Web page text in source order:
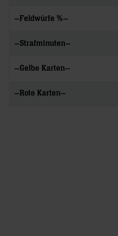
–Feldwürfe %–
–Strafminuten–
–Gelbe Karten–
–Rote Karten–